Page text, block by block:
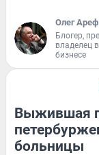
Олег
Блогер,
владелец
бизнесе
Выжившая
больницы